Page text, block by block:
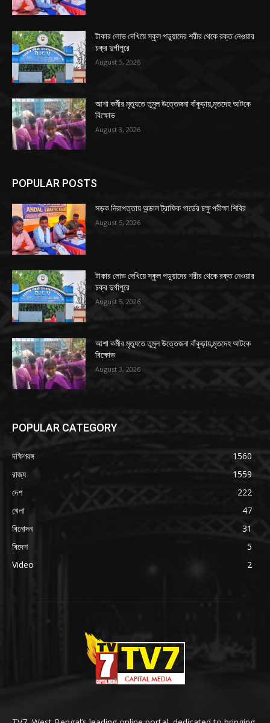
টাকার লোভ দেখিয়ে স্কুল পড়ুয়াদের শরীর থেকে রক্ত নেওয়ার
চক্র দুর্গাপুরে
August 5, 2026
আশা কর্মীর মৃত্যুতে তুমুল উত্তেজনা বাঁকুড়ায়,মৃতদেহ আটকে
বিক্ষোভ
August 3, 2026
POPULAR POSTS
সড়ক নিরাপত্তায় অন্ডাল ট্রাফিক গার্ডের চক্ষু পরীক্ষা শিবির
August 5, 2026
টাকার লোভ দেখিয়ে স্কুল পড়ুয়াদের শরীর থেকে রক্ত নেওয়ার
চক্র দুর্গাপুরে
August 5, 2026
আশা কর্মীর মৃত্যুতে তুমুল উত্তেজনা বাঁকুড়ায়,মৃতদেহ আটকে
বিক্ষোভ
August 3, 2026
POPULAR CATEGORY
দক্ষিণবঙ্গ
1560
রাজ্য
1559
দেশ
222
খেলা
47
বিনোদন
31
বিদেশ
5
Video
2